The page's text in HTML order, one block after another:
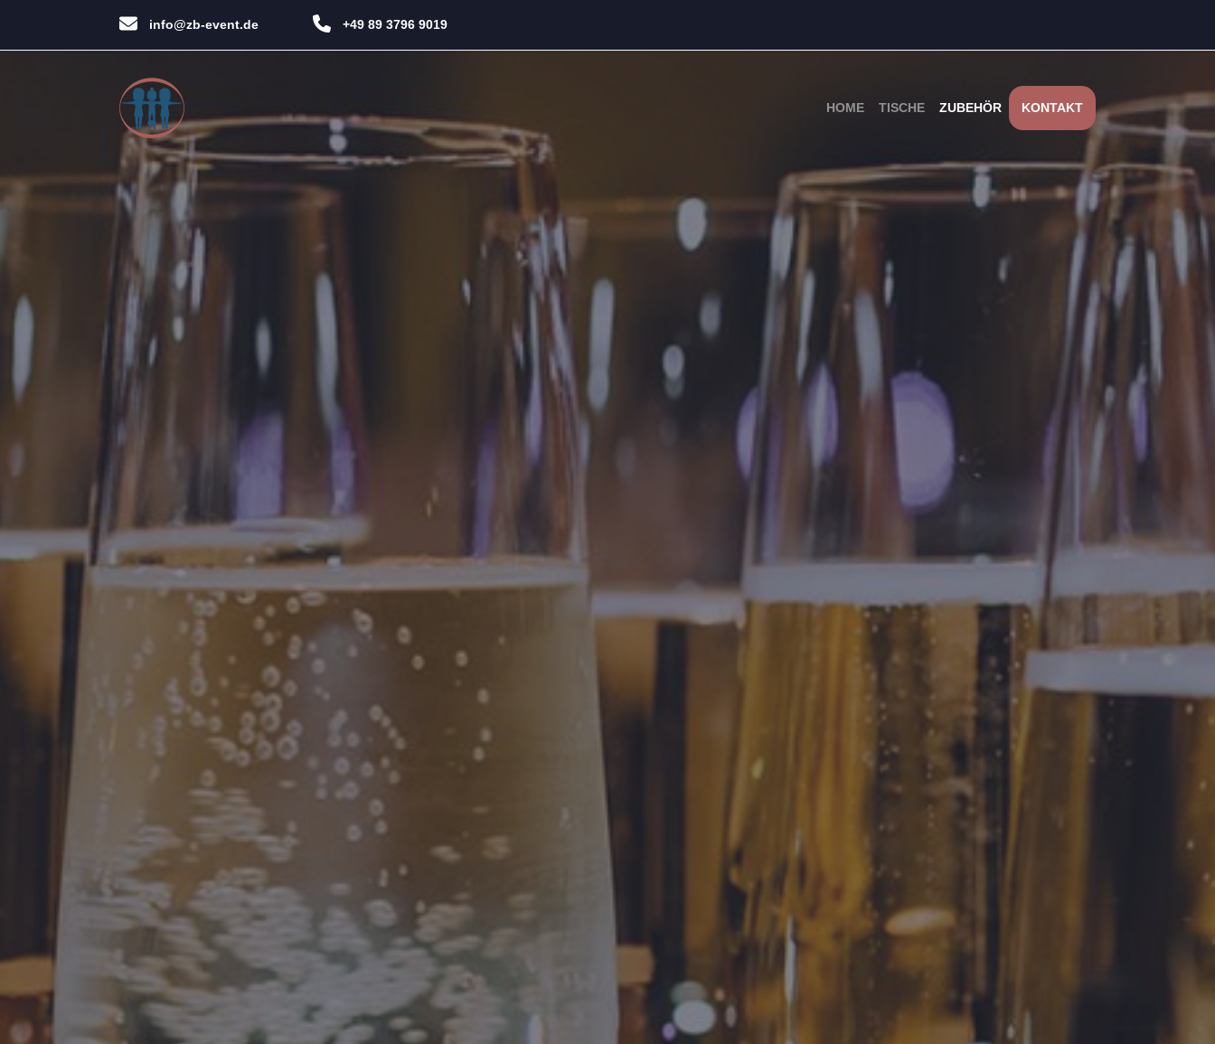
info@zb-event.de +49 89 3796 9019
HOME TISCHE ZUBEHÖR KONTAKT